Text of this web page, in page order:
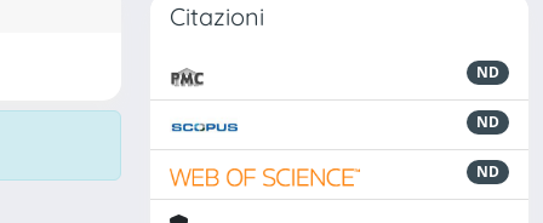
Citazioni
ND
ND
ND